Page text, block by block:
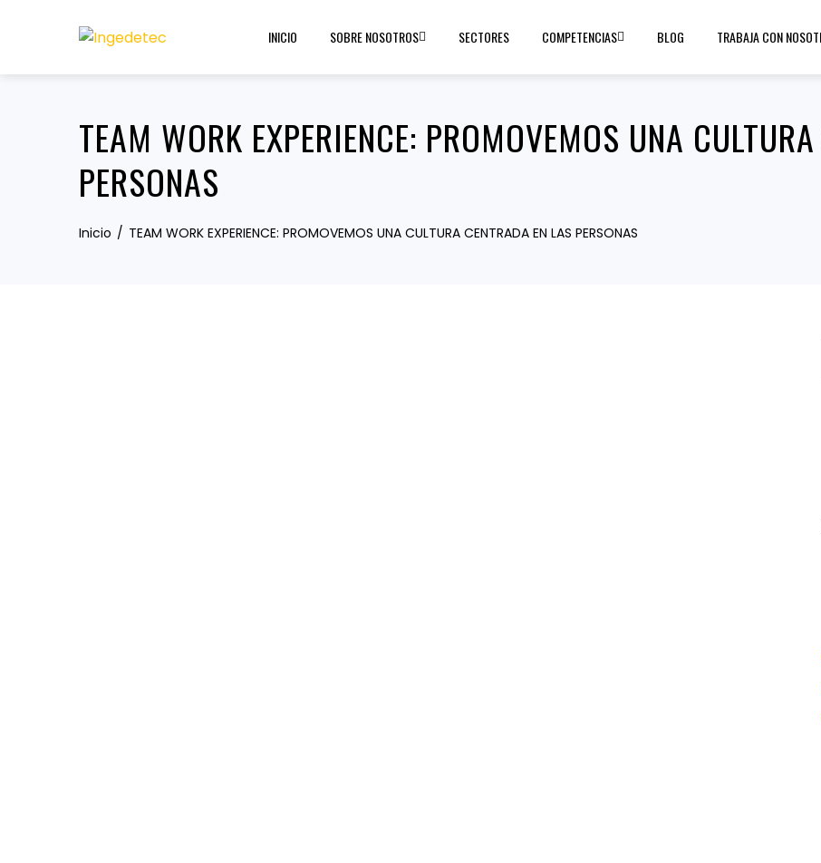
INICIO SOBRE NOSOTROS SECTORES COMPETENCIAS BLOG TRABAJA CON
TEAM WORK EXPERIENCE: PROMOVEMOS UNA
PERSONAS
Inicio TEAM WORK EXPERIENCE: PROMOVEMOS UNA CULTURA CENTRADA EN LAS PERSONAS